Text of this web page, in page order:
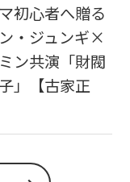
初心者へ贈る
・ジュンギ×
ン共演「財閥
」【古家正